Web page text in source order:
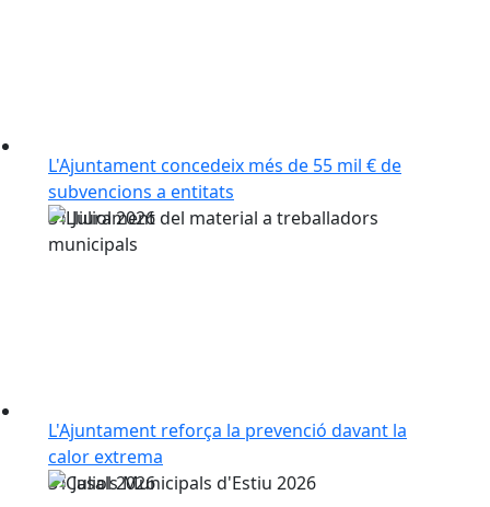
subvencions a entitats
calor extrema
31 Juliol 2026
31 Juliol2026